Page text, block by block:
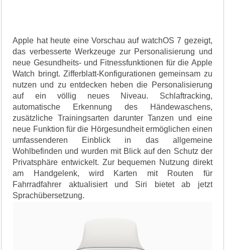
Apple hat heute eine Vorschau auf watchOS 7 gezeigt,
das verbesserte Werkzeuge zur Personalisierung und
neue Gesundheits- und Fitnessfunktionen für die Apple
Watch bringt. Zifferblatt-Konfigurationen gemeinsam zu
nutzen und zu entdecken heben die Personalisierung
auf ein völlig neues Niveau. Schlaftracking,
automatische Erkennung des Händewaschens,
zusätzliche Trainingsarten darunter Tanzen und eine
neue Funktion für die Hörgesundheit ermöglichen einen
umfassenderen Einblick in das allgemeine
Wohlbefinden und wurden mit Blick auf den Schutz der
Privatsphäre entwickelt. Zur bequemen Nutzung direkt
am Handgelenk, wird Karten mit Routen für
Fahrradfahrer aktualisiert und Siri bietet ab jetzt
Sprachübersetzung.